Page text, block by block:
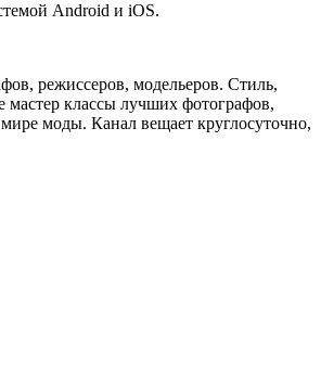
Android и iOS.
режиссеров, модельеров. Стиль,
классы лучших фотографов,
моды. Канал вещает круглосуточно,